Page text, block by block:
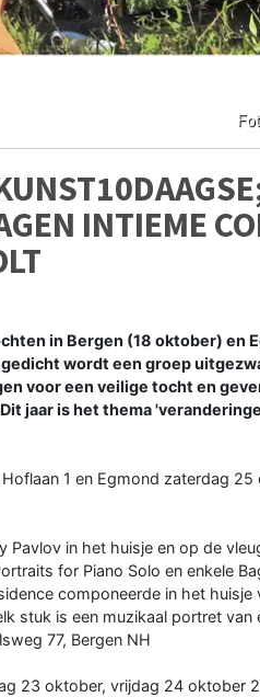
INTIEME
in Bergen (18 oktober) en
wordt een groep
voor een veilige tocht en
jaar is het thema
1 en Egmond zaterdag
in het huisje en op de
for Piano Solo en enkele
componeerde in het huisje
stuk is een muzikaal portret van
77, Bergen NH
23 oktober, vrijdag 24 oktober